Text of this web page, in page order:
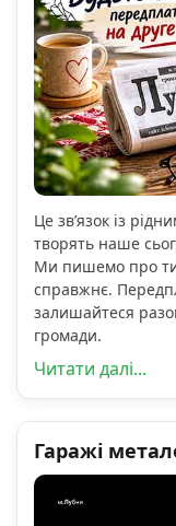
Це зв’язок із
творять наше
Ми пишемо про
справжнє.
залишайтеся
громади.
Читати далі...
Гаражі